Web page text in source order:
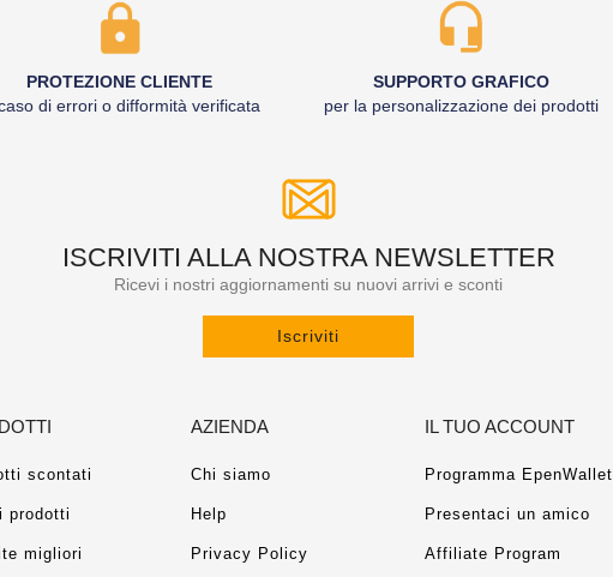
PROTEZIONE CLIENTE
di errori o difformità verificata
SUPPORTO GRAFICO
per la personalizzazione dei prodotti
ISCRIVITI ALLA NOSTRA NEWSLETTER
Ricevi i nostri aggiornamenti su nuovi arrivi e sconti
Iscriviti
scontati
prodotti
migliori
AZIENDA
Chi siamo
Help
Privacy Policy
IL TUO ACCOUNT
Programma EpenWallet
Presentaci un amico
Affiliate Program